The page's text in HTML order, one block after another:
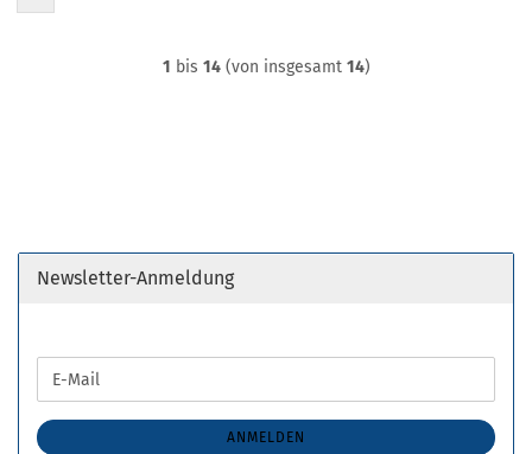
1 bis 14(von insgesamt 14)
Newsletter-Anmeldung
ZUR
ANMELDUNG
E-
Mail
ANMELDEN